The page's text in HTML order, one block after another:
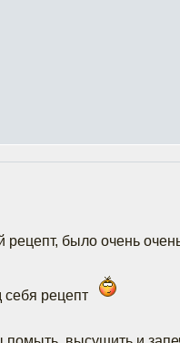
рецепт, было очень
себя рецепт